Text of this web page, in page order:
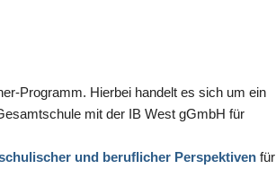
Programm. Hierbei handelt es sich um ein
mit der IB West gGmbH für
und beruflicher Perspektiven für